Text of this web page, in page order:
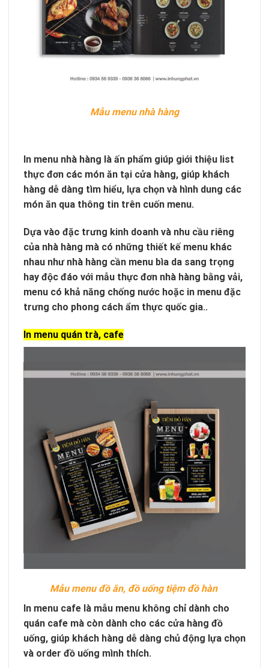
Mẫu menu nhà hàng
In menu nhà hàng là ấn phẩm giúp giới thiệu list
thực đơn các món ăn tại cửa hàng, giúp khách
hàng dễ dàng tìm hiểu, lựa chọn và hình dung các
món ăn qua thông tin trên cuốn menu.
Dựa vào đặc trưng kinh doanh và nhu cầu riêng
của nhà hàng mà có những thiết kế menu khác
nhau như nhà hàng cần menu bìa da sang trọng
hay độc đáo với mẫu thực đơn nhà hàng bằng vải,
menu có khả năng chống nước hoặc in menu đặc
trưng cho phong cách ẩm thực quốc gia..
In menu quán trà, cafe
Mẫu menu đồ ăn, đồ uống tiệm đồ hàn
In menu cafe là mẫu menu không chỉ dành cho
quán cafe mà còn dành cho các cửa hàng đồ
uống, giúp khách hàng dễ dàng chủ động lựa chọn
và order đồ uống mình thích.